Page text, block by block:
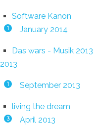
Software Kanon
1 January 2014
Das wars - Musik 2013
2013
1 September 2013
living the dream
3 April 2013